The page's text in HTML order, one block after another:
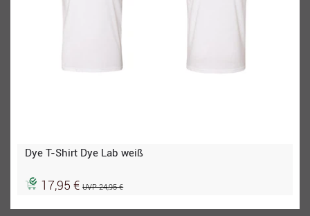
Dye T-Shirt Dye Lab weiß
17,95 €UVP 24,95 €